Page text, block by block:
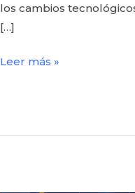
los cambios
[…]
Leer más »